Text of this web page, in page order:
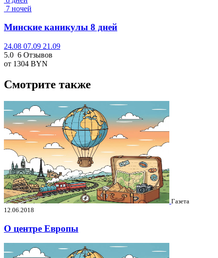
7 ночей
Минские каникулы 8 дней
24.08 07.09 21.09
5.0 6 Отзывов
от 1304 BYN
Смотрите также
Газета
12.06.2018
О центре Европы